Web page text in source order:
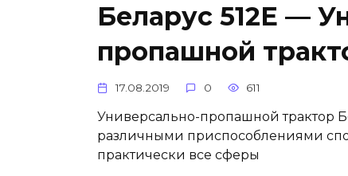
Беларус 512Е —
пропашной
17.08.2019 0 611
Универсально-пропашной трактор
различными приспособлениями
практически все сферы